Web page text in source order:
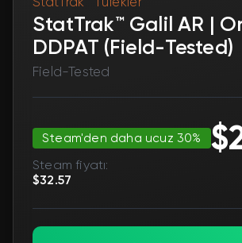
StatTrak™ Galil AR |
DDPAT (Field-Tested)
Field-Tested
Steam'den daha ucuz 30%
Steam fiyatı:
$32.57